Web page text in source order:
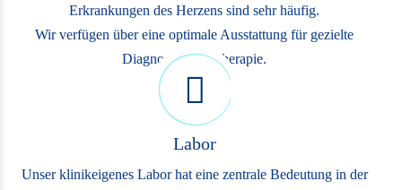
Erkrankungen des Herzens sind sehr häufig.
Wir verfügen über eine optimale Ausstattung für gezielte
Diagnostik und Therapie.
Labor
Unser klinikeigenes Labor hat eine zentrale Bedeutung in der